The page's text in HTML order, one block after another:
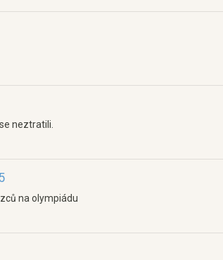
neztratili.
na olympiádu